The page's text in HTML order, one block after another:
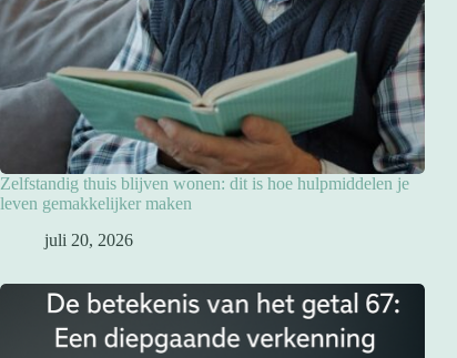
Zelfstandig thuis blijven wonen: dit is hoe hulpmiddelen je
leven gemakkelijker maken
juli 20, 2026